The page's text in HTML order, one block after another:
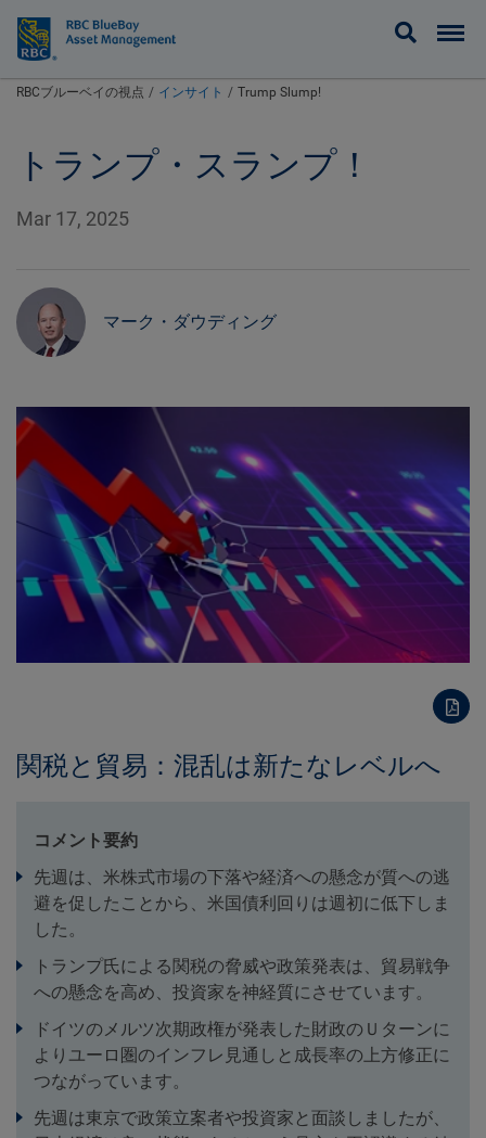
BlueBay
RBCブルーベイの視点 インサイト Trump Slump!
トランプ・スランプ！
Mar 17, 2025
マーク・ダウディング
関税と貿易：混乱は新たなレベルへ
コメント要約
先週は、米株式市場の下落や経済への懸念が質への逃
避を促したことから、米国債利回りは週初に低下しま
した。
トランプ氏による関税の脅威や政策発表は、貿易戦争
への懸念を高め、投資家を神経質にさせています。
ドイツのメルツ次期政権が発表した財政のＵターンに
よりユーロ圏のインフレ見通しと成長率の上方修正に
つながっています。
先週は東京で政策立案者や投資家と面談しましたが、